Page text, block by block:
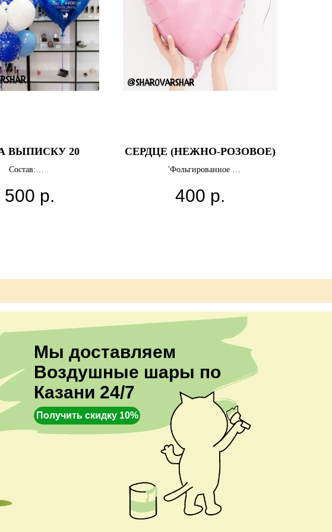
ВЫПИСКУ 20
Состав:
91 см с надписью
шаров с рисунками
500 р.
СЕРДЦЕ (НЕЖНО-РОЗОВОЕ)
'Фольгированное
-46 см'
400 р.
Мы доставляем
Воздушные шары по
Казани 24/7
Получить скидку 10%